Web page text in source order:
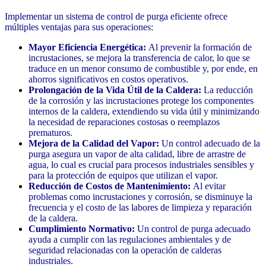
Implementar un sistema de control de purga eficiente ofrece
múltiples ventajas para sus operaciones:
Mayor Eficiencia Energética: Al prevenir la formación de
incrustaciones, se mejora la transferencia de calor, lo que se
traduce en un menor consumo de combustible y, por ende, en
ahorros significativos en costos operativos.
Prolongación de la Vida Útil de la Caldera: La reducción
de la corrosión y las incrustaciones protege los componentes
internos de la caldera, extendiendo su vida útil y minimizando
la necesidad de reparaciones costosas o reemplazos
prematuros.
Mejora de la Calidad del Vapor: Un control adecuado de la
purga asegura un vapor de alta calidad, libre de arrastre de
agua, lo cual es crucial para procesos industriales sensibles y
para la protección de equipos que utilizan el vapor.
Reducción de Costos de Mantenimiento: Al evitar
problemas como incrustaciones y corrosión, se disminuye la
frecuencia y el costo de las labores de limpieza y reparación
de la caldera.
Cumplimiento Normativo: Un control de purga adecuado
ayuda a cumplir con las regulaciones ambientales y de
seguridad relacionadas con la operación de calderas
industriales.